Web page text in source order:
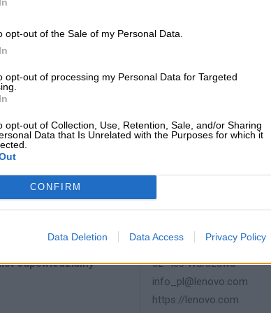
opt-out of the Sale of my Personal Data.
opt-out of processing my Personal Data for Targeted
opt-out of Collection, Use, Retention, Sale, and/or Sharing
Data that Is Unrelated with the Purposes for which it
CONFIRM
Data Deletion Data Access Privacy Policy
45N1751
18001 Development Drive
Morrisville, NC 27560 USA
Telefon: +1 (855) 253-6686
https://lenovo.com
odpowiedzialny
ul. Gottlieba Daimlera 1
02-460 Warszawa
info_pl@lenovo.com
https://lenovo.com